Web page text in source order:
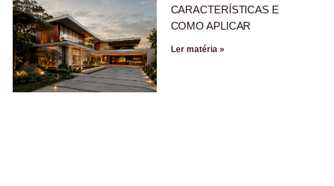
CARACTERÍSTICAS E
COMO APLICAR
Ler matéria »